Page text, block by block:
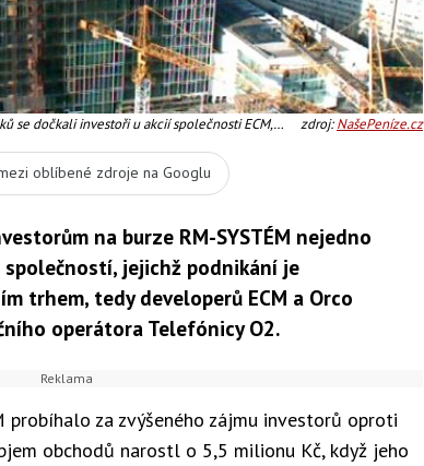
se dočkali investoři u akcií společnosti ECM,
zdroj:NašePeníze.cz
oblíbené zdroje na Googlu
na burze RM-SYSTÉM nejedno
společností, jejichž podnikání je
trhem, tedy developerů ECM a Orco
operátora Telefónicy O2.
probíhalo za zvýšeného zájmu investorů oproti
obchodů narostl o 5,5 milionu Kč, když jeho